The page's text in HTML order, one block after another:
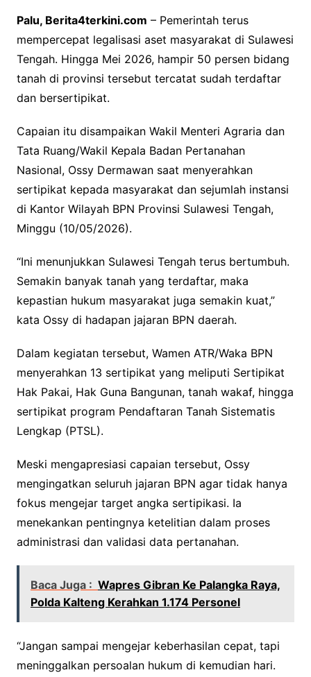
Palu, Berita4terkini.com – Pemerintah terus
mempercepat legalisasi aset masyarakat di Sulawesi
Tengah. Hingga Mei 2026, hampir 50 persen bidang
tanah di provinsi tersebut tercatat sudah terdaftar
dan bersertipikat.
Capaian itu disampaikan Wakil Menteri Agraria dan
Tata Ruang/Wakil Kepala Badan Pertanahan
Nasional, Ossy Dermawan saat menyerahkan
sertipikat kepada masyarakat dan sejumlah instansi
di Kantor Wilayah BPN Provinsi Sulawesi Tengah,
Minggu (10/05/2026).
“Ini menunjukkan Sulawesi Tengah terus bertumbuh.
Semakin banyak tanah yang terdaftar, maka
kepastian hukum masyarakat juga semakin kuat,”
kata Ossy di hadapan jajaran BPN daerah.
Dalam kegiatan tersebut, Wamen ATR/Waka BPN
menyerahkan 13 sertipikat yang meliputi Sertipikat
Hak Pakai, Hak Guna Bangunan, tanah wakaf, hingga
sertipikat program Pendaftaran Tanah Sistematis
Lengkap (PTSL).
Meski mengapresiasi capaian tersebut, Ossy
mengingatkan seluruh jajaran BPN agar tidak hanya
fokus mengejar target angka sertipikasi. Ia
menekankan pentingnya ketelitian dalam proses
administrasi dan validasi data pertanahan.
Baca Juga : Wapres Gibran Ke Palangka Raya,
Polda Kalteng Kerahkan 1.174 Personel
“Jangan sampai mengejar keberhasilan cepat, tapi
meninggalkan persoalan hukum di kemudian hari.